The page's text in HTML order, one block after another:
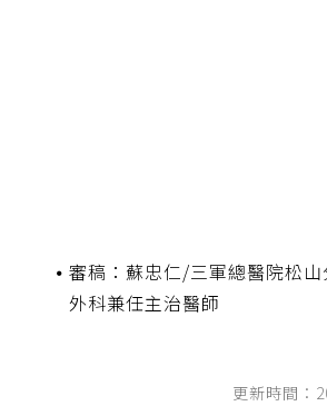
審稿：蘇忠仁/三軍總醫院松山
外科兼任主治醫師
更新時間：